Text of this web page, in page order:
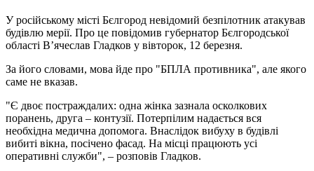
У російському місті Бєлгород невідомий безпілотник атакував
будівлю мерії. Про це повідомив губернатор Бєлгородської
області В’ячеслав Гладков у вівторок, 12 березня.
За його словами, мова йде про "БПЛА противника", але якого
саме не вказав.
"Є двоє постраждалих: одна жінка зазнала осколкових
поранень, друга – контузії. Потерпілим надається вся
необхідна медична допомога. Внаслідок вибуху в будівлі
вибиті вікна, посічено фасад. На місці працюють усі
оперативні служби", – розповів Гладков.